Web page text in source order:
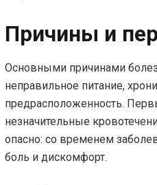
Причины и
Основными причинами
неправильное питание,
предрасположенность.
незначительные
опасно: со временем
боль и дискомфорт.